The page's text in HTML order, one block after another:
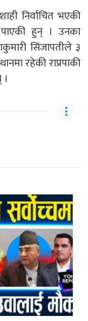
निर्वाचित भएकी
हुन् । उनका
सिंजापतीले ३
रहेकी राप्रपाकी